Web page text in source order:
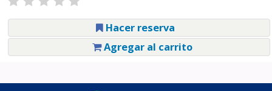
Hacer reserva
Agregar al carrito